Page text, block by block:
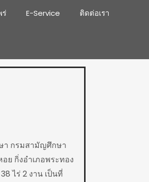
ร่ E-Service ติดต่อเรา
า กรมสามัญศึกษา
ย กิ่งอำเภอพระทอง
ไร่ 2 งาน เป็นที่